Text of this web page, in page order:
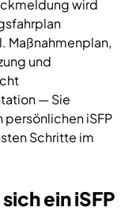
wird
Maßnahmenplan,
und
— Sie
persönlichen iSFP
Schritte im
ein iSFP